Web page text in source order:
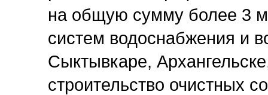
на общую сумму более 3
систем водоснабжения и
Сыктывкаре,
строительство очистных